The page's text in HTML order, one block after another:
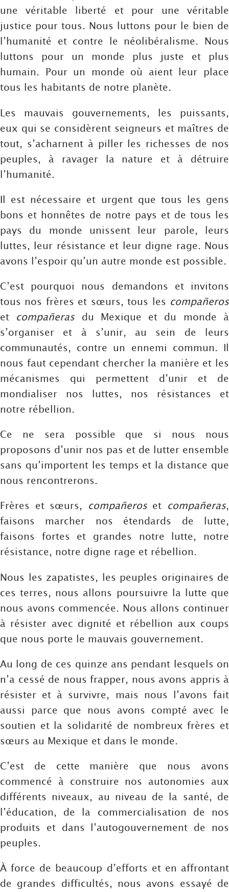
une véritable liberté et pour une véritable
justice pour tous. Nous luttons pour le bien de
l’humanité et contre le néolibéralisme. Nous
luttons pour un monde plus juste et plus
humain. Pour un monde où aient leur place
tous les habitants de notre planète.
Les mauvais gouvernements, les puissants,
eux qui se considèrent seigneurs et maîtres de
tout, s’acharnent à piller les richesses de nos
peuples, à ravager la nature et à détruire
l’humanité.
Il est nécessaire et urgent que tous les gens
bons et honnêtes de notre pays et de tous les
pays du monde unissent leur parole, leurs
luttes, leur résistance et leur digne rage. Nous
avons l’espoir qu’un autre monde est possible.
C’est pourquoi nous demandons et invitons
tous nos frères et sœurs, tous les compañeros
et compañeras du Mexique et du monde à
s’organiser et à s’unir, au sein de leurs
communautés, contre un ennemi commun. Il
nous faut cependant chercher la manière et les
mécanismes qui permettent d’unir et de
mondialiser nos luttes, nos résistances et
notre rébellion.
Ce ne sera possible que si nous nous
proposons d’unir nos pas et de lutter ensemble
sans qu’importent les temps et la distance que
nous rencontrerons.
Frères et sœurs, compañeroset compañeras,
faisons marcher nos étendards de lutte,
faisons fortes et grandes notre lutte, notre
résistance, notre digne rage et rébellion.
Nous les zapatistes, les peuples originaires de
ces terres, nous allons poursuivre la lutte que
nous avons commencée. Nous allons continuer
à résister avec dignité et rébellion aux coups
que nous porte le mauvais gouvernement.
Au long de ces quinze ans pendant lesquels on
n’a cessé de nous frapper, nous avons appris à
résister et à survivre, mais nous l’avons fait
aussi parce que nous avons compté avec le
soutien et la solidarité de nombreux frères et
sœurs au Mexique et dans le monde.
C’est de cette manière que nous avons
commencé à construire nos autonomies aux
différents niveaux, au niveau de la santé, de
l’éducation, de la commercialisation de nos
produits et dans l’autogouvernement de nos
peuples.
À force de beaucoup d’efforts et en affrontant
de grandes difficultés, nous avons essayé de